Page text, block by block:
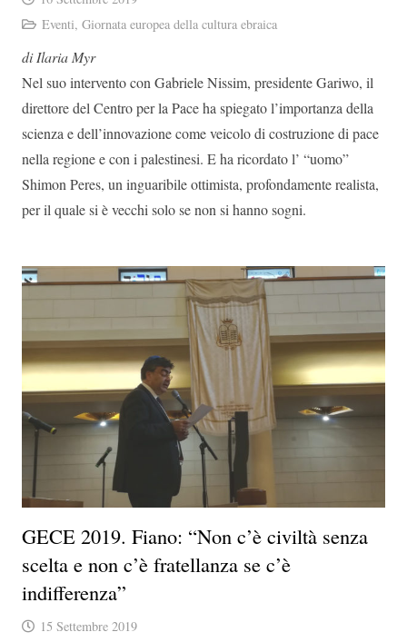
Eventi, Giornata europea della cultura ebraica
di Ilaria Myr
Nel suo intervento con Gabriele Nissim, presidente Gariwo, il
direttore del Centro per la Pace ha spiegato l’importanza della
scienza e dell’innovazione come veicolo di costruzione di pace
nella regione e con i palestinesi. E ha ricordato l’ “uomo”
Shimon Peres, un inguaribile ottimista, profondamente realista,
per il quale si è vecchi solo se non si hanno sogni.
GECE 2019. Fiano: “Non c’è civiltà senza
scelta e non c’è fratellanza se c’è
indifferenza”
15 Settembre 2019